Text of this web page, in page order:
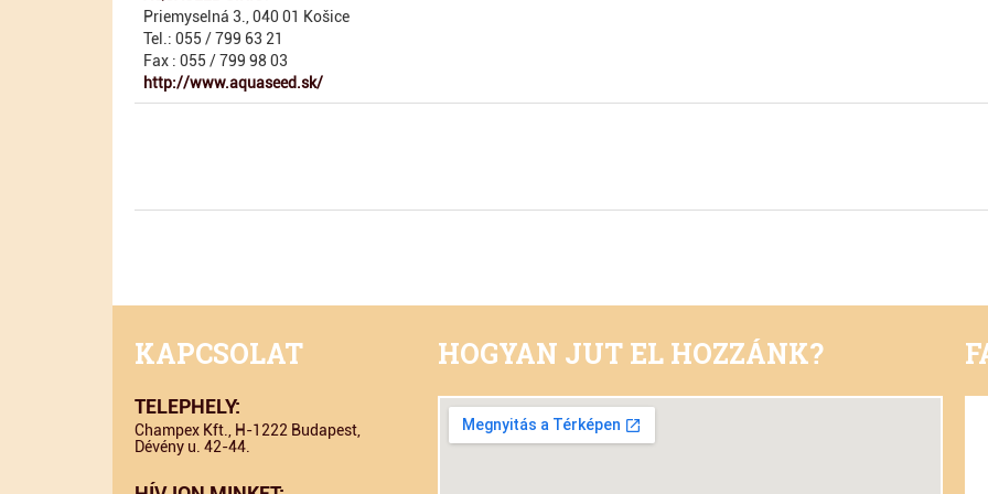
Priemyselná 3., 040 01 Košice
Tel.: 055 / 799 63 21
Fax : 055 / 799 98 03
http://www.aquaseed.sk/
KAPCSOLAT
TELEPHELY:
Champex Kft., H-1222 Budapest,
Dévény u. 42-44.
HOGYAN JUT EL HOZZÁNK?